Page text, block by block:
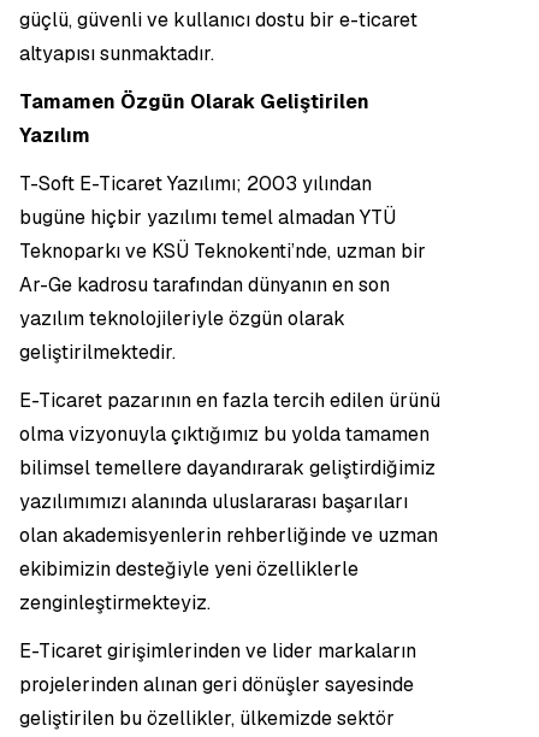
güçlü, güvenli ve kullanıcı dostu bir e-ticaret
altyapısı sunmaktadır.
Tamamen Özgün Olarak Geliştirilen
Yazılım
T-Soft E-Ticaret Yazılımı; 2003 yılından
bugüne hiçbir yazılımı temel almadan YTÜ
Teknoparkı ve KSÜ Teknokenti’nde, uzman bir
Ar-Ge kadrosu tarafından dünyanın en son
yazılım teknolojileriyle özgün olarak
geliştirilmektedir.
E-Ticaret pazarının en fazla tercih edilen ürünü
olma vizyonuyla çıktığımız bu yolda tamamen
bilimsel temellere dayandırarak geliştirdiğimiz
yazılımımızı alanında uluslararası başarıları
olan akademisyenlerin rehberliğinde ve uzman
ekibimizin desteğiyle yeni özelliklerle
zenginleştirmekteyiz.
E-Ticaret girişimlerinden ve lider markaların
projelerinden alınan geri dönüşler sayesinde
geliştirilen bu özellikler, ülkemizde sektör